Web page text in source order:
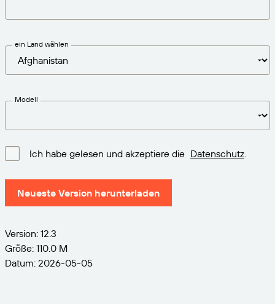
Preise
Unterstützte Standards
Weitere Informationen
Lösungsübersicht
Über uns
Karriere
Nachverfolgbarkeit
ein Land wählen
Modell
Ich habe gelesen und akzeptiere die Datenschutz.
Neueste Version herunterladen
Version: 12.3
Größe: 110.0 M
Datum: 2026-05-05